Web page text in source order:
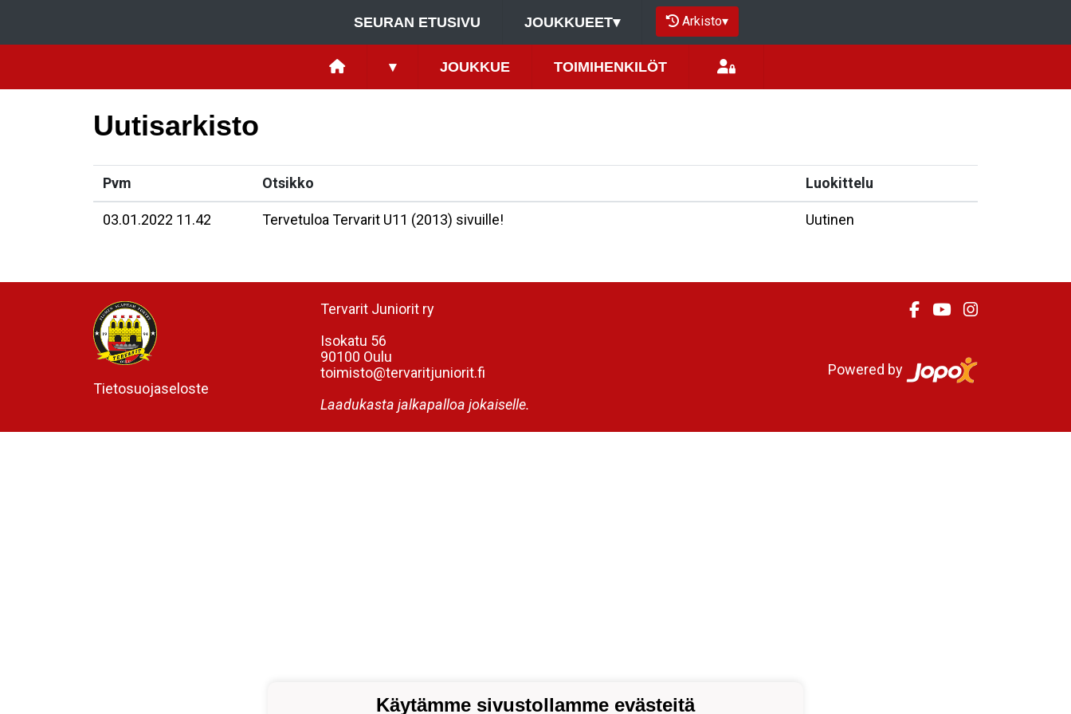
SEURAN ETUSIVU JOUKKUEET▾ Arkisto▾
▾ JOUKKUE TOIMIHENKILÖT
Uutisarkisto
Pvm Otsikko Luokittelu
03.01.2022 11.42 Tervetuloa Tervarit U11 (2013) sivuille! Uutinen
Tietosuojaseloste
Tervarit Juniorit ry
Isokatu 56
90100 Oulu
toimisto@tervaritjuniorit.fi
Laadukasta jalkapalloa jokaiselle.
Powered by
Käytämme sivustollamme evästeitä